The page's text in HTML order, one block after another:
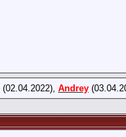
(02.04.2022), Andrey